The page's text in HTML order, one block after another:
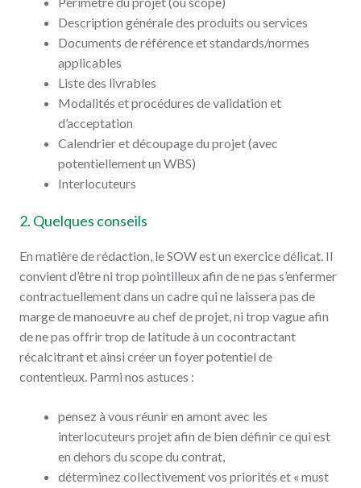
Description générale des produits ou services
Documents de référence et standards/normes
applicables
Liste des livrables
Modalités et procédures de validation et
d’acceptation
Calendrier et découpage du projet (avec
potentiellement un WBS)
Interlocuteurs
2. Quelques conseils
En matière de rédaction, le SOW est un exercice délicat. Il
convient d’être ni trop pointilleux afin de ne pas s’enfermer
contractuellement dans un cadre qui ne laissera pas de
marge de manoeuvre au chef de projet, ni trop vague afin
de ne pas offrir trop de latitude à un cocontractant
récalcitrant et ainsi créer un foyer potentiel de
contentieux. Parmi nos astuces :
pensez à vous réunir en amont avec les
interlocuteurs projet afin de bien définir ce qui est
en dehors du scope du contrat,
déterminez collectivement vos priorités et « must